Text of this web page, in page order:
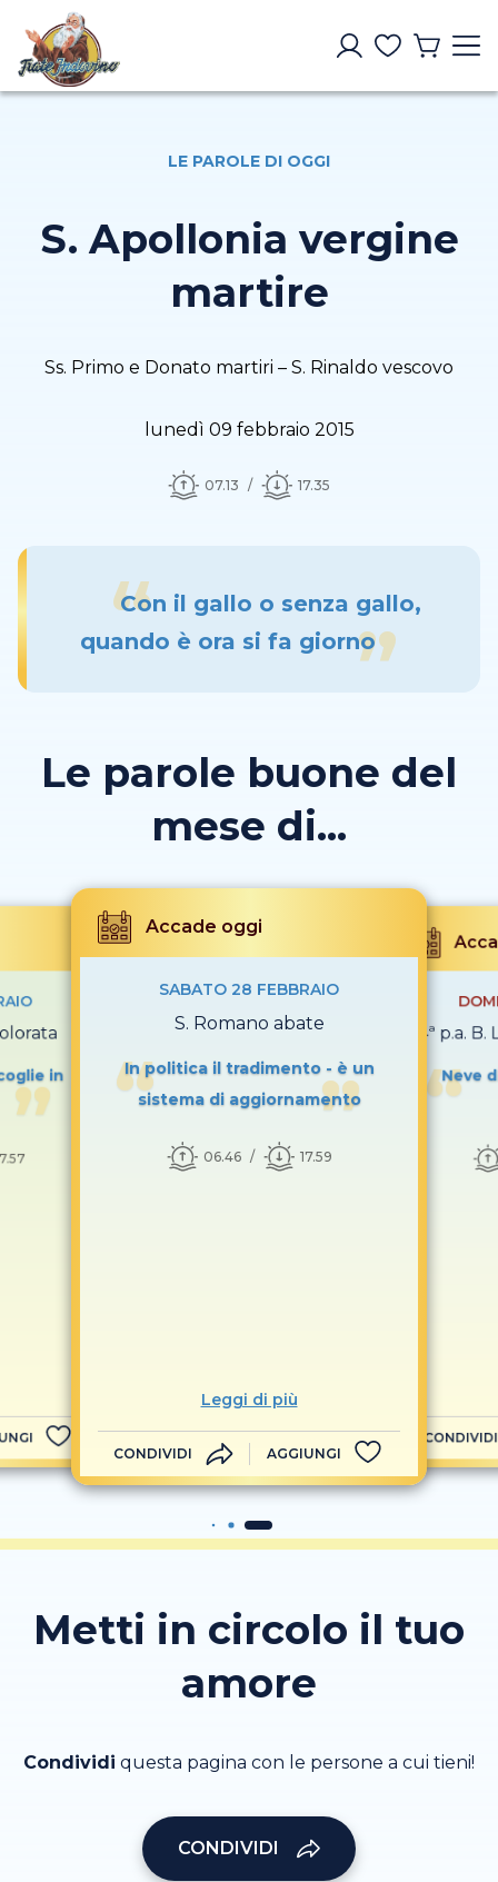
LE PAROLE DI OGGI
S. Apollonia vergine
martire
Ss. Primo e Donato martiri – S. Rinaldo vescovo
lunedì 09 febbraio 2015
07.13 17.35
Con il gallo o senza gallo,
quando è ora si fa giorno
Le parole buone del
mese di...
in
Accade oggi
SABATO 28 FEBBRAIO
S. Romano abate
In politica il tradimento - è un
sistema di aggiornamento
06.46 17.59
Leggi di più
CONDIVIDI AGGIUNGI
4ª p.a.
Neve
CONDIVIDI
Metti in circolo il tuo
amore
Condividi questa pagina con le persone a cui tieni!
CONDIVIDI